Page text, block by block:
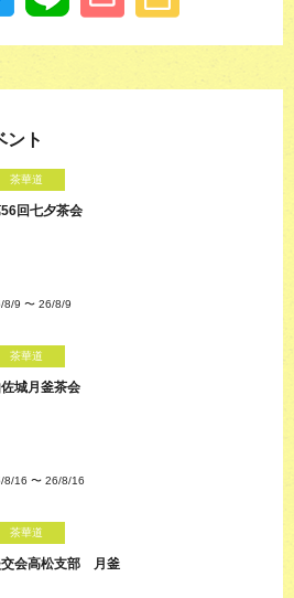
ント
茶華道
回七夕茶会
8/9 〜 26/8/9
茶華道
城月釜茶会
8/16 〜 26/8/16
茶華道
会高松支部 月釜